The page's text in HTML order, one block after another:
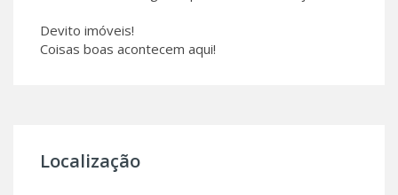
Devito imóveis!
Coisas boas acontecem aqui!
Localização